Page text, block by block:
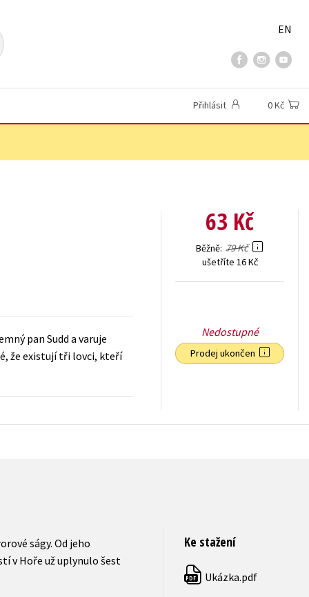
EN
Přihlásit 0 Kč
pan Sudd a varuje
že existují tři lovci, kteří
63 Kč
Běžně 79 Kč
ušetříte 16 Kč
Nedostupné
Prodej ukončen
ságy. Od jeho
v Hoře už uplynulo šest
Ke stažení
PDF Ukázka.pdf